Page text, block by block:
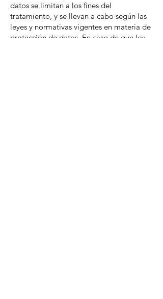
datos se limitan a los fines del
tratamiento, y se llevan a cabo según las
leyes y normativas vigentes en materia de
protección de datos. En caso de que los